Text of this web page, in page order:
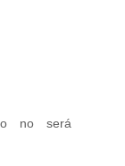
no será